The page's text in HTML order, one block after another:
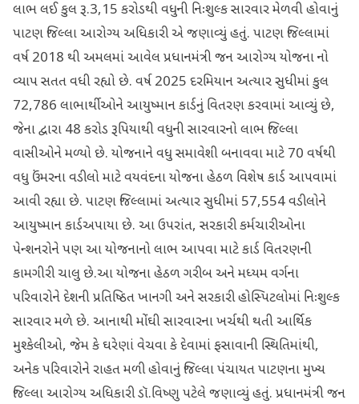
લાભ લઈ કુલ રૂ.3,15 કરોડથી વધુની નિઃશુલ્ક સારવાર મેળવી હોવાનું
પાટણ જિલ્લા આરોગ્ય અધિકારી એ જણાવ્યું હતું. પાટણ જિલ્લામાં
વર્ષ 2018 થી અમલમાં આવેલ પ્રધાનમંત્રી જન આરોગ્ય યોજના નો
વ્યાપ સતત વધી રહ્યો છે. વર્ષ 2025 દરમિયાન અત્યાર સુધીમાં કુલ
72,786 લાભાર્થીઓને આયુષ્માન કાર્ડનું વિતરણ કરવામાં આવ્યું છે,
જેના દ્વારા 48 કરોડ રૂપિયાથી વધુની સારવારનો લાભ જિલ્લા
વાસીઓને મળ્યો છે. યોજનાને વધુ સમાવેશી બનાવવા માટે 70 વર્ષથી
વધુ ઉંમરના વડીલો માટે વયવંદના યોજના હેઠળ વિશેષ કાર્ડ આપવામાં
આવી રહ્યા છે. પાટણ જિલ્લામાં અત્યાર સુધીમાં 57,554 વડીલોને
આયુષ્માન કાર્ડઅપાયા છે. આ ઉપરાંત, સરકારી કર્મચારીઓના
પેન્શનરોને પણ આ યોજનાનો લાભ આપવા માટે કાર્ડ વિતરણની
કામગીરી ચાલુ છે.આ યોજના હેઠળ ગરીબ અને મધ્યમ વર્ગના
પરિવારોને દેશની પ્રતિષ્ઠિત ખાનગી અને સરકારી હોસ્પિટલોમાં નિઃશુલ્ક
સારવાર મળે છે. આનાથી મોંઘી સારવારના ખર્ચથી થતી આર્થિક
મુશ્કેલીઓ, જેમ કે ઘરેણાં વેચવા કે દેવામાં ફસાવાની સ્થિતિમાંથી,
અનેક પરિવારોને રાહત મળી હોવાનું જિલ્લા પંચાયત પાટણના મુખ્ય
જિલ્લા આરોગ્ય અધિકારી ડૉ.વિષ્ણુ પટેલે જણાવ્યું હતું. પ્રધાનમંત્રી જન